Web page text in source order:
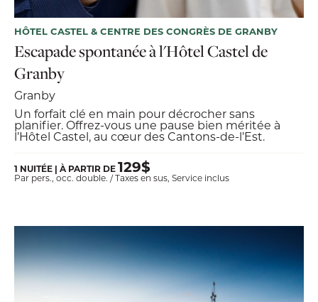
HÔTEL CASTEL & CENTRE DES CONGRÈS DE GRANBY
Escapade spontanée à l'Hôtel Castel de
Granby
Granby
Un forfait clé en main pour décrocher sans
planifier. Offrez-vous une pause bien méritée à
l’Hôtel Castel, au cœur des Cantons-de-l’Est.
1 NUITÉE | À PARTIR DE129$
Par pers., occ. double. / Taxes en sus, Service inclus